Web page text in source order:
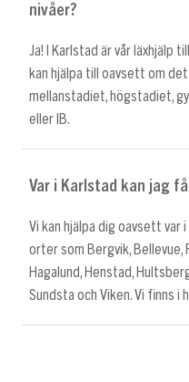
nivåer?
Ja! I Karlstad är vår läxhjälp
kan hjälpa till oavsett om
mellanstadiet, högstadiet,
eller IB.
Var i Karlstad kan jag
Vi kan hjälpa dig oavsett var
orter som Bergvik, Bellevue,
Hagalund, Henstad,
Sundsta och Viken. Vi finns i